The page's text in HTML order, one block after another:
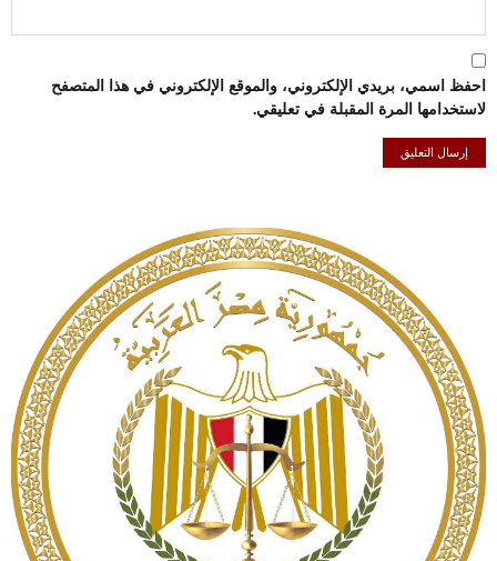
احفظ اسمي، بريدي الإلكتروني، والموقع الإلكتروني في هذا المتصفح
لاستخدامها المرة المقبلة في تعليقي.